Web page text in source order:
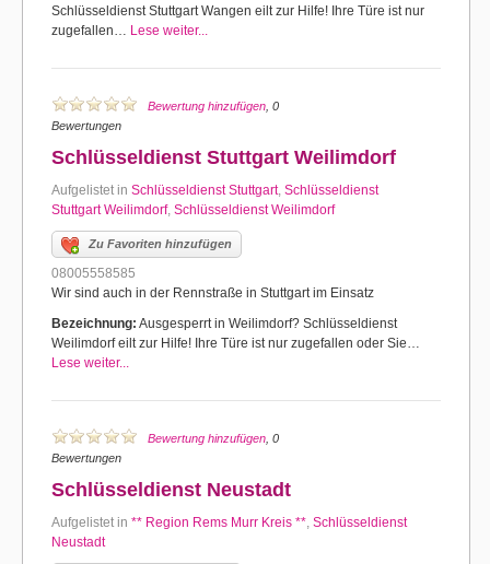
Schlüsseldienst Stuttgart Wangen eilt zur Hilfe! Ihre Türe ist nur
zugefallen… Lese weiter...
Bewertung hinzufügen , 0
Bewertungen
Schlüsseldienst Stuttgart Weilimdorf
Aufgelistet in Schlüsseldienst Stuttgart, Schlüsseldienst
Stuttgart Weilimdorf, Schlüsseldienst Weilimdorf
Zu Favoriten hinzufügen
08005558585
Wir sind auch in der Rennstraße in Stuttgart im Einsatz
Bezeichnung: Ausgesperrt in Weilimdorf? Schlüsseldienst
Weilimdorf eilt zur Hilfe! Ihre Türe ist nur zugefallen oder Sie…
Lese weiter...
Bewertung hinzufügen , 0
Bewertungen
Schlüsseldienst Neustadt
Aufgelistet in ** Region Rems Murr Kreis **, Schlüsseldienst
Neustadt